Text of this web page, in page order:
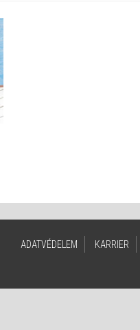
ADATVÉDELEM KARRIER